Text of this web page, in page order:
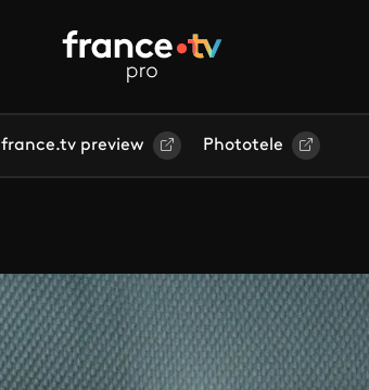
france.tv preview Phototele